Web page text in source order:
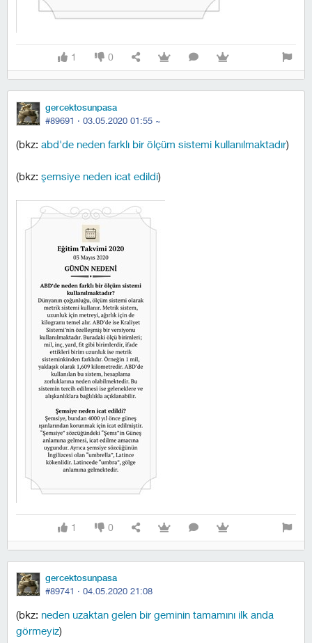
1 0
gercektosunpasa
#89691 · 03.05.2020 01:55 ~
(bkz: abd'de neden farklı bir ölçüm sistemi kullanılmaktadır)
(bkz: şemsiye neden icat edildi)
1 0
gercektosunpasa
#89741 · 04.05.2020 21:08
(bkz: neden uzaktan gelen bir geminin tamamını ilk anda
görmeyiz)